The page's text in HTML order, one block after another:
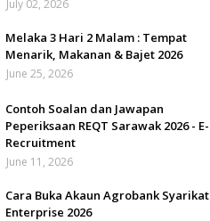
July 02, 2026
Melaka 3 Hari 2 Malam : Tempat
Menarik, Makanan & Bajet 2026
June 25, 2026
Contoh Soalan dan Jawapan
Peperiksaan REQT Sarawak 2026 - E-
Recruitment
June 11, 2026
Cara Buka Akaun Agrobank Syarikat
Enterprise 2026